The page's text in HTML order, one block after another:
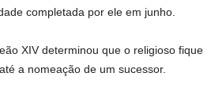
completada por ele em junho.
XIV determinou que o religioso fique
a nomeação de um sucessor.